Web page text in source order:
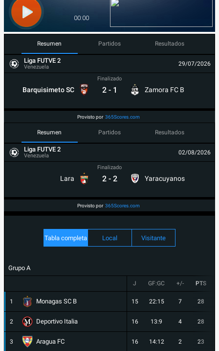
Resumen Partidos Resultados
Liga FUTVE 2
Venezuela 29/07/2026
Barquisimeto SC
Finalizado
2 - 1 Zamora FC B
Provisto por 365Scores.com
Resumen Partidos Resultados
Liga FUTVE 2
Venezuela 02/08/2026
Lara
Finalizado
2 - 2 Yaracuyanos
Provisto por 365Scores.com
Tabla completa Local Visitante
Grupo A
J GF:GC +/- PTS
1 Monagas SC B 15 22:15 7 28
2 Deportivo Italia 16 13:9 4 28
3 Aragua FC 16 14:12 2 23